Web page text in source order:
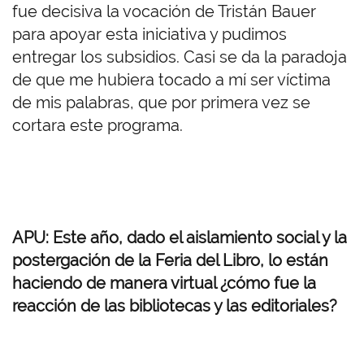
fue decisiva la vocación de Tristán Bauer
para apoyar esta iniciativa y pudimos
entregar los subsidios. Casi se da la paradoja
de que me hubiera tocado a mí ser víctima
de mis palabras, que por primera vez se
cortara este programa.
APU: Este año, dado el aislamiento social y la
postergación de la Feria del Libro, lo están
haciendo de manera virtual ¿cómo fue la
reacción de las bibliotecas y las editoriales?